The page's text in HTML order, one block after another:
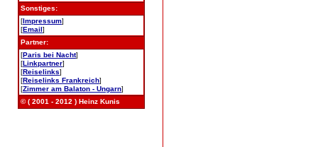
Sonstiges:
[Impressum]
[Email]
Partner:
[Paris bei Nacht]
[Linkpartner]
[Reiselinks]
[Reiselinks Frankreich]
[Zimmer am Balaton - Ungarn]
© ( 2001 - 2012 ) Heinz Kunis